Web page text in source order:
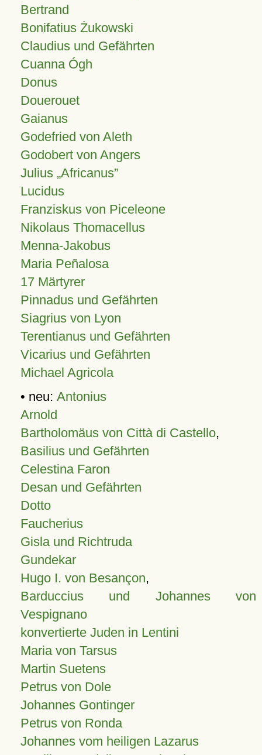
Bertrand
Bonifatius Żukowski
Claudius und Gefährten
Cuanna Ógh
Donus
Douerouet
Gaianus
Godefried von Aleth
Godobert von Angers
Julius Africanus
Lucidus
Franziskus von Piceleone
Nikolaus Thomacellus
Menna-Jakobus
Maria Peñalosa
17 Märtyrer
Pinnadus und Gefährten
Siagrius von Lyon
Terentianus und Gefährten
Vicarius und Gefährten
Michael Agricola
• neu: Antonius
Arnold
Bartholomäus von Città di Castello,
Basilius und Gefährten
Celestina Faron
Desan und Gefährten
Dotto
Faucherius
Gisla und Richtruda
Gundekar
Hugo I. von Besançon,
Barduccius und Johannes von
Vespignano
konvertierte Juden in Lentini
Maria von Tarsus
Martin Suetens
Petrus von Dole
Johannes Gontinger
Petrus von Ronda
Johannes vom heiligen Lazarus